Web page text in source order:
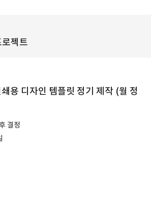
젝트
용 디자인 템플릿 정기 제작 (월 정
결정